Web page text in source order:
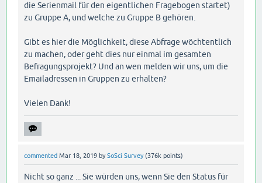
die Serienmail für den eigentlichen Fragebogen startet)
zu Gruppe A, und welche zu Gruppe B gehören.
Gibt es hier die Möglichkeit, diese Abfrage wöchtentlich
zu machen, oder geht dies nur einmal im gesamten
Befragungsprojekt? Und an wen melden wir uns, um die
Emailadressen in Gruppen zu erhalten?
Vielen Dank!
commented Mar 18, 2019 bySoSci Survey (376k points)
Nicht so ganz ... Sie würden uns, wenn Sie den Status für